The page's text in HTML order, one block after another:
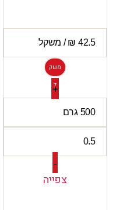
משק
ל
+
-
צפייה